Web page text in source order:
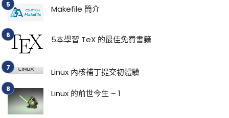
Makefile 簡介
5本學習 TeX 的最佳免費書籍
Linux 內核補丁提交初體驗
Linux 的前世今生 – 1